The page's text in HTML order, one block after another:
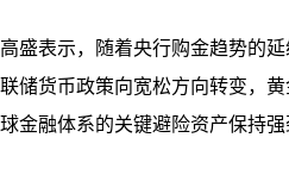
高盛表示，随着央行购金趋势的
联储货币政策向宽松方向转变，
球金融体系的关键避险资产保持强